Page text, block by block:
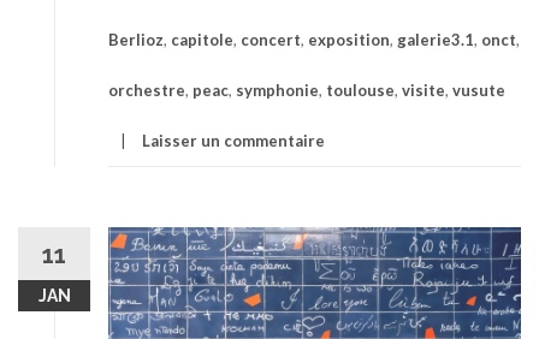
Berlioz, capitole, concert, exposition, galerie3.1, onct,
orchestre, peac, symphonie, toulouse, visite, vusute
Laisser un commentaire
11
JAN